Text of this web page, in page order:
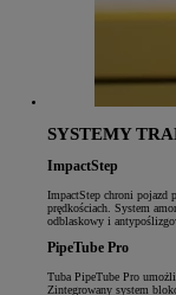
SYSTEMY
ImpactStep
ImpactStep chroni pojazd
prędkościach. System
odblaskowy i
PipeTube Pro
Tuba PipeTube Pro
Zintegrowany system